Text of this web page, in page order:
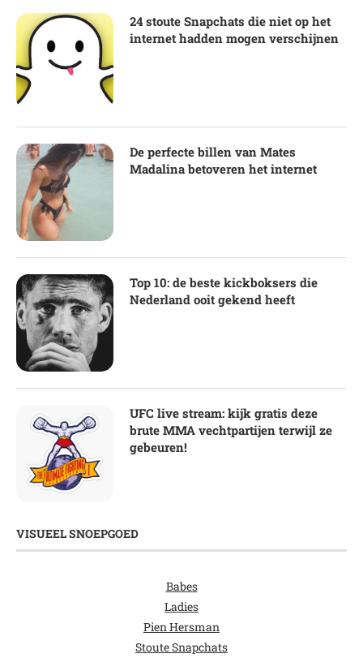
24 stoute Snapchats die niet op het
internet hadden mogen verschijnen
De perfecte billen van Mates
Madalina betoveren het internet
Top 10: de beste kickboksers die
Nederland ooit gekend heeft
UFC live stream: kijk gratis deze
brute MMA vechtpartijen terwijl ze
gebeuren!
VISUEEL SNOEPGOED
Babes
Ladies
Pien Hersman
Stoute Snapchats